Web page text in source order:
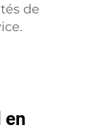
de
en